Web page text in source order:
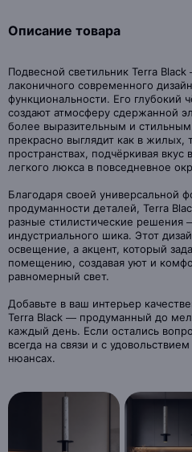
Описание товара
Подвесной светильник Terra
лаконичного современного
функциональности. Его глубокий
создают атмосферу сдержанной
более выразительным и
прекрасно выглядит как в жилых,
пространствах, подчёркивая вкус
легкого люкса в повседневное
Благодаря своей универсальной
продуманности деталей, Terra
разные стилистические решения
индустриального шика. Этот
освещение, а акцент, который
помещению, создавая уют и
равномерный свет.
Добавьте в ваш интерьер
Terra Black — продуманный до
каждый день. Если остались
всегда на связи и с
нюансах.